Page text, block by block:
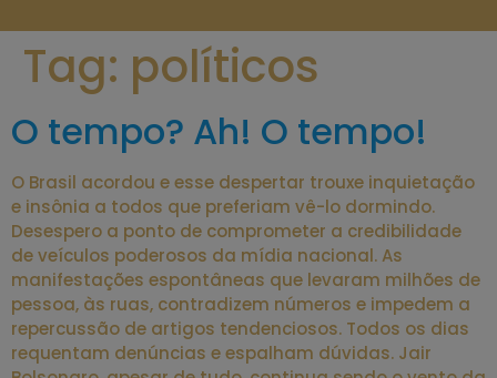
Tag: políticos
O tempo? Ah! O tempo!
O Brasil acordou e esse despertar trouxe inquietação
e insônia a todos que preferiam vê-lo dormindo.
Desespero a ponto de comprometer a credibilidade
de veículos poderosos da mídia nacional. As
manifestações espontâneas que levaram milhões de
pessoa, às ruas, contradizem números e impedem a
repercussão de artigos tendenciosos. Todos os dias
requentam denúncias e espalham dúvidas. Jair